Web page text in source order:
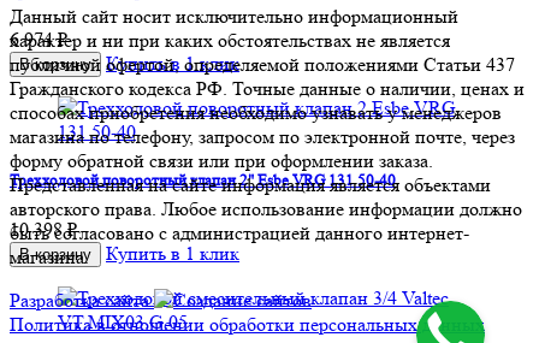
6 974 ₽
В корзину Купить в 1 клик
Трехходовой поворотный клапан 2" Esbe VRG 131 50-40
10 398 ₽
В корзину Купить в 1 клик
Данный сайт носит исключительно информационный
характер и ни при каких обстоятельствах не является
публичной офертой, определяемой положениями Статьи 437
Гражданского кодекса РФ. Точные данные о наличии, ценах и
способах приобретения необходимо узнавать у менеджеров
магазина по телефону, запросом по электронной почте, через
форму обратной связи или при оформлении заказа.
Представленная на сайте информация является объектами
авторского права. Любое использование информации должно
быть согласовано с администрацией данного интернет-
магазина.
Разработка сайта
Политика в отношении обработки персональных данных